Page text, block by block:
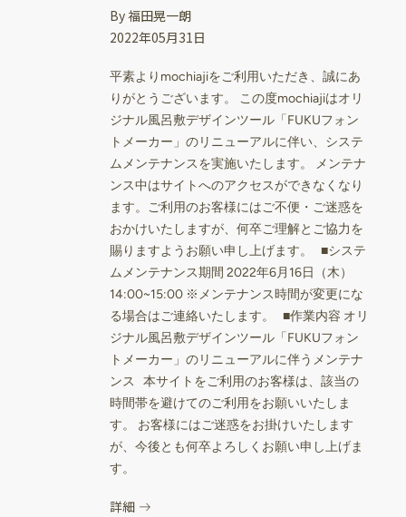
By 福田晃一朗
2022年05月31日
平素よりmochiajiをご利用いただき、誠にあ
りがとうございます。 この度mochiajiはオリ
ジナル風呂敷デザインツール「FUKUフォン
トメーカー」のリニューアルに伴い、システ
ムメンテナンスを実施いたします。 メンテナ
ンス中はサイトへのアクセスができなくなり
ます。ご利用のお客様にはご不便・ご迷惑を
おかけいたしますが、何卒ご理解とご協力を
賜りますようお願い申し上げます。 ■システ
ムメンテナンス期間 2022年6月16日（木）
14:00~15:00 ※メンテナンス時間が変更にな
る場合はご連絡いたします。 ■作業内容 オリ
ジナル風呂敷デザインツール「FUKUフォン
トメーカー」のリニューアルに伴うメンテナ
ンス 本サイトをご利用のお客様は、該当の
時間帯を避けてのご利用をお願いいたしま
す。 お客様にはご迷惑をお掛けいたします
が、今後とも何卒よろしくお願い申し上げま
す。
詳細